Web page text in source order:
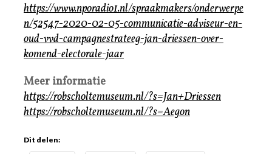
https://www.nporadio1.nl/spraakmakers/onderwerpe
n/52547-2020-02-05-communicatie-adviseur-en-
oud-vvd-campagnestrateeg-jan-driessen-over-
komend-electorale-jaar
Meer informatie
https://robscholtemuseum.nl/?s=Jan+Driessen
https://robscholtemuseum.nl/?s=Aegon
Dit delen: